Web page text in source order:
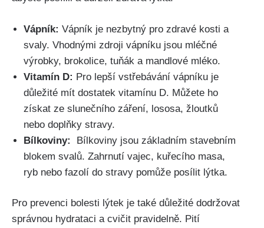
Vápník: Vápník‌ je nezbytný pro zdravé ​kosti a
svaly. Vhodnými zdroji vápníku jsou mléčné
výrobky,​ brokolice, tuňák a‍ mandlové mléko.
Vitamín D: ‍Pro‌ lepší vstřebávání vápníku je
důležité⁤ mít dostatek vitamínu D. Můžete ‌ho
získat⁤ ze ⁣slunečního záření, lososa, žloutků
nebo doplňky stravy.
Bílkoviny:
⁤ Bílkoviny jsou základním stavebním
blokem svalů. Zahrnutí vajec, kuřecího masa,‍
ryb nebo fazolí do stravy pomůže posílit lýtka.
Pro prevenci bolesti⁢ lýtek ⁣je také‌ důležité‍ dodržovat
správnou hydrataci a ⁣cvičit⁣ pravidelně. Pití